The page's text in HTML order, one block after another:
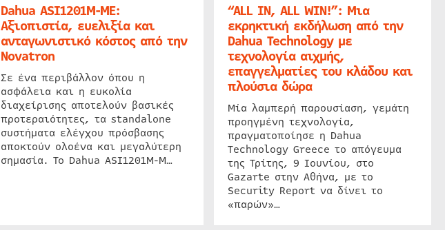
Dahua ASI1201M-ME:
Αξιοπιστία, ευελιξία και
ανταγωνιστικό κόστος από την
Novatron
Σε ένα περιβάλλον όπου η
ασφάλεια και η ευκολία
διαχείρισης αποτελούν βασικές
προτεραιότητες, τα standalone
συστήματα ελέγχου πρόσβασης
αποκτούν ολοένα και μεγαλύτερη
σημασία. Το Dahua ASI1201M-M…
“ALL IN, ALL WIN!”: Μια
εκρηκτική εκδήλωση από την
Dahua Technology με
τεχνολογία αιχμής,
επαγγελματίες του κλάδου και
πλούσια δώρα
Μία λαμπερή παρουσίαση, γεμάτη
προηγμένη τεχνολογία,
πραγματοποίησε η Dahua
Technology Greece το απόγευμα
της Τρίτης, 9 Ιουνίου, στο
Gazarte στην Αθήνα, με το
Security Report να δίνει το
«παρών»…